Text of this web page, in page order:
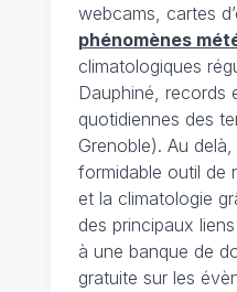
webcams, cartes
phénomènes
climatologiques
Dauphiné, records
quotidiennes des
Grenoble). Au
formidable outil de
et la climatologie
des principaux liens
à une banque de
gratuite sur les